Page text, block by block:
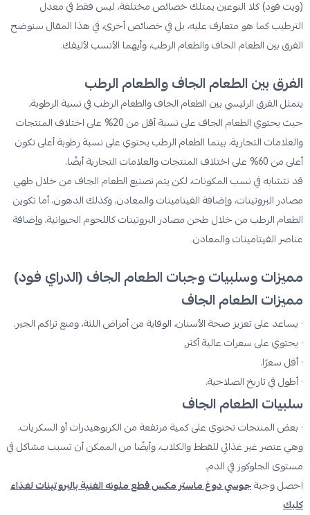
(ويت فود) كلا النوعين يمتلك خصائص مختلفة، ليس فقط في معدل
الترطيب كما هو متعارف عليه، بل في خصائص أخرى، في هذا المقال سنوضح
الفرق بين الطعام الجاف والطعام الرطب، وأيهما الأنسب لأليفك.
الفرق بين الطعام الجاف والطعام الرطب
يتمثل الفرق الرئيسي بين الطعام الجاف والطعام الرطب في نسبة الرطوبة،
حيث يحتوي الطعام الجاف على نسبة أقل من 20% على اختلاف المنتجات
والعلامات التجارية، بينما الطعام الرطب يحتوي على نسبة رطوبة أعلى تكون
أعلى من 60% على اختلاف المنتجات والعلامات التجارية أيضًا.
قد تتشابه في نسب المكونات، لكن يتم تصنيع الطعام الجاف من خلال طهي
مصادر البروتينات، وإضافة الفيتامينات والمعادن، وكذلك الدهون، أما تكوين
الطعام الرطب من خلال طحن مصادر البروتينات كاللحوم الحيوانية، وإضافة
عناصر الفيتامينات والمعادن.
مميزات وسلبيات وجبات الطعام الجاف (الدراي فود)
مميزات الطعام الجاف
· يساعد على تعزيز صحة الأسنان، الوقاية من أمراض اللثة، ومنع تراكم الجير.
· يحتوي على سعرات عالية أكثر,
· أقل سعرًا.
· أطول في تاريخ الصلاحية.
سلبيات الطعام الجاف
· بعض المنتجات تحتوي على كمية مرتفعة من الكربوهيدرات أو السكريات،
وهي عنصر غير غذائي للقطط والكلاب، وأيضًا من الممكن أن تسبب مشاكل في
مستوى الجلوكوز في الدم.
احصل وجبةجوسي دوغ ماستر مكس قطع ملونه الغنية بالبروتينات لغذاء
كلبك